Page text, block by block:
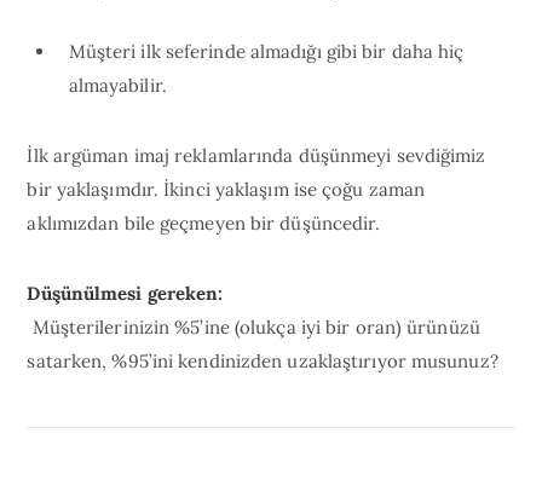
Müşteri ilk seferinde almadığı gibi bir daha hiç
almayabilir.
İlk argüman imaj reklamlarında düşünmeyi sevdiğimiz
bir yaklaşımdır. İkinci yaklaşım ise çoğu zaman
aklımızdan bile geçmeyen bir düşüncedir.
Düşünülmesi gereken:
Müşterilerinizin %5’ine (olukça iyi bir oran) ürünüzü
satarken, %95’ini kendinizden uzaklaştırıyor musunuz?